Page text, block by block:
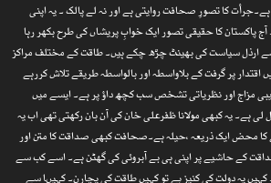
کا تصورِ صحافت روایتی ہے اور نہ لے پالک ۔ یہ اپنی
پاکستان کا حقیقی تصور ایک خوابِ پریشاں کی طرح بکھر رہا
ارذل سیاست کی بھینٹ چڑھ چکے ہیں۔ طاقت کے مختلف مراکز
پر گرفت کے بلاواسطہ اور بالواسطہ طریقے تلاش کررہے
مزاج اور نظریاتی تشخص سب کچھ داؤ پر ہے۔ ایسے میں
ہے۔ یہ کبھی مولانا ظفرعلی خان کی آن بان رکھتی تھی اب یہ
کا محض ایک ذریعہ ،حیلہ ہے۔صحافت کبھی صداقت کا متن اور
کے حاشیے پر اپنی ہی بے آبروئی کی گھٹن ہے۔ اسے کب سے